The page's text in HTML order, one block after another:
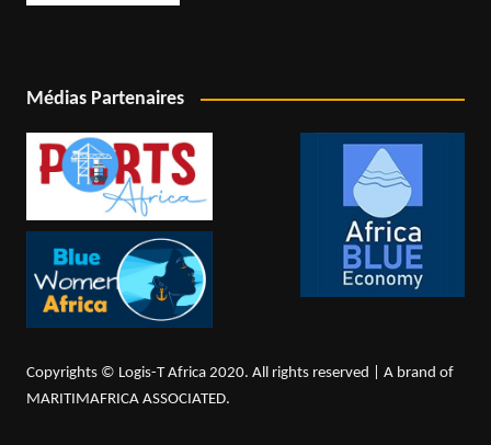
Médias Partenaires
Copyrights © Logis-T Africa 2020. All rights reserved | A brand of
MARITIMAFRICA ASSOCIATED.